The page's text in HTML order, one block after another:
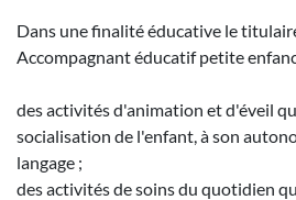
Dans une finalité éducative le
Accompagnant éducatif petite
des activités d'animation et d'éveil
socialisation de l'enfant, à son
langage ;
des activités de soins du quotidien